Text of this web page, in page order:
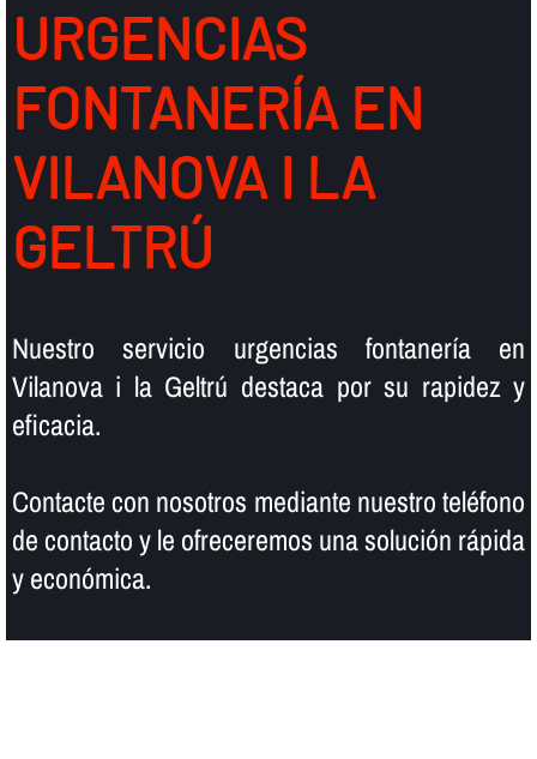
URGENCIAS
FONTANERÍ­A EN
VILANOVA I LA
GELTRÚ
Nuestro servicio urgencias fontanerí­a en
Vilanova i la Geltrú destaca por su rapidez y
eficacia.
Contacte con nosotros mediante nuestro teléfono
de contacto y le ofreceremos una solución rápida
y económica.